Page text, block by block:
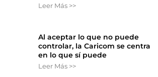
Leer Más >>
Al aceptar lo que no puede
controlar, la Caricom se centra
en lo que sí puede
Leer Más >>